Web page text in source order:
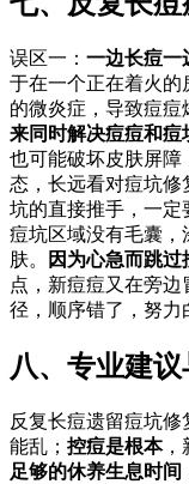
误区一： 一边长痘一
于在一个正在着火的
的微炎症，导致痘痘
来同时解决痘痘和痘
也可能破坏皮肤屏障
态，长远看对痘坑修
坑的直接推手，一定
痘坑区域没有毛囊，
肤。
因为心急而跳过
点，新痘痘又在旁
径，顺序错了，努力
八、专业建
反复长痘遗留痘坑修
能乱； 控痘是根本，
足够的休养生息时间